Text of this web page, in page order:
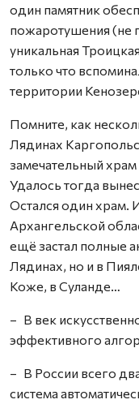
один памятник
пожаротушения (не
уникальная
только что
территории
Помните, как
Лядинах
замечательный
Удалось тогда
Остался один храм.
Архангельской
ещё застал полные
Лядинах, но и в
Коже, в Суланде…
– В век
эффективного
– В России всего
система